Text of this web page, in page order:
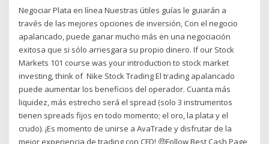
Negociar Plata en línea Nuestras útiles guías le guiarán a
través de las mejores opciones de inversión, Con el negocio
apalancado, puede ganar mucho más en una negociación
exitosa que si sólo arriesgara su propio dinero. If our Stock
Markets 101 course was your introduction to stock market
investing, think of Nike Stock Trading El trading apalancado
puede aumentar los beneficios del operador. Cuanta más
liquidez, más estrecho será el spread (solo 3 instrumentos
tienen spreads fijos en todo momento; el oro, la plata y el
crudo). ¡Es momento de unirse a AvaTrade y disfrutar de la
mejor experiencia de trading con CFD! 🤑Follow Best Cash Page